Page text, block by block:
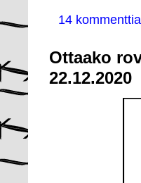
14
Ottaako
22.12.2020